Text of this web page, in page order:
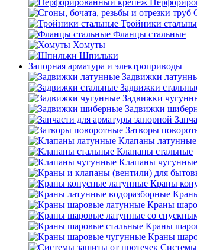
Тройники
Фланцы стальные
Хомуты
Шпильки
Запорная арматура и электроприводы
Задвижки
Задвижки
Задвижки
Задвижки
Затворы
Клапаны латунные
Клапаны стальные
Клапаны чугунные
Краны
Краны
Краны
Краны
Системы